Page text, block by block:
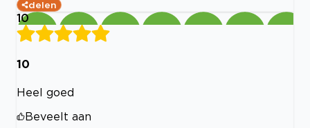
delen
10
10
Heel goed
Beveelt aan